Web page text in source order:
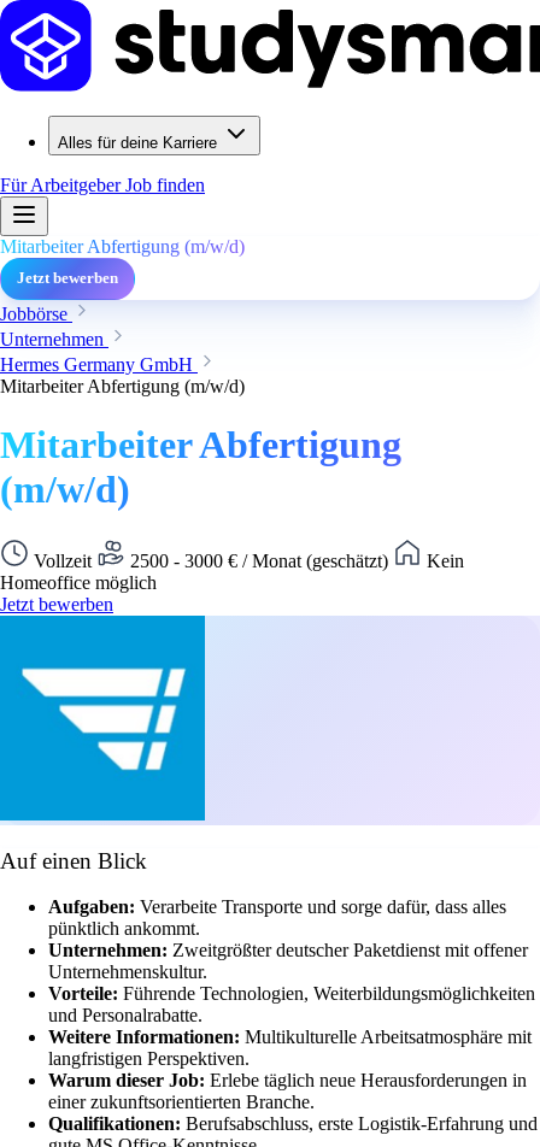
Alles für deine Karriere
Für ArbeitgeberJob finden
Mitarbeiter Abfertigung (m/w/d)
Jetzt bewerben
Jobbörse
Unternehmen
Hermes Germany GmbH
Mitarbeiter Abfertigung (m/w/d)
Mitarbeiter Abfertigung
(m/w/d)
Vollzeit 2500 - 3000 € / Monat (geschätzt)
Kein
Homeoffice möglich
Jetzt bewerben
Auf einen Blick
Aufgaben: Verarbeite Transporte und sorge dafür, dass alles
pünktlich ankommt.
Unternehmen: Zweitgrößter deutscher Paketdienst mit offener
Unternehmenskultur.
Vorteile: Führende Technologien, Weiterbildungsmöglichkeiten
und Personalrabatte.
Weitere Informationen: Multikulturelle Arbeitsatmosphäre mit
langfristigen Perspektiven.
Warum dieser Job: Erlebe täglich neue Herausforderungen in
einer zukunftsorientierten Branche.
Qualifikationen: Berufsabschluss, erste Logistik-Erfahrung und